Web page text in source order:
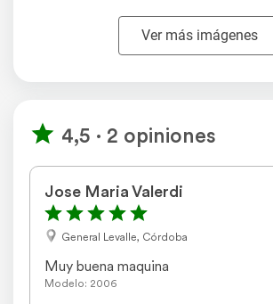
Ver más imágenes
4,5 · 2 opiniones
Jose Maria Valerdi
General Levalle, Córdoba
Muy buena maquina
Modelo: 2006